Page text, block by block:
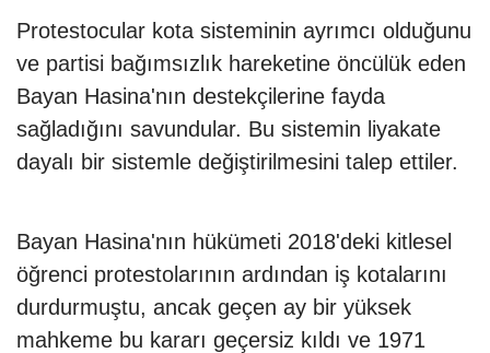
Protestocular kota sisteminin ayrımcı olduğunu
ve partisi bağımsızlık hareketine öncülük eden
Bayan Hasina'nın destekçilerine fayda
sağladığını savundular. Bu sistemin liyakate
dayalı bir sistemle değiştirilmesini talep ettiler.
Bayan Hasina'nın hükümeti 2018'deki kitlesel
öğrenci protestolarının ardından iş kotalarını
durdurmuştu, ancak geçen ay bir yüksek
mahkeme bu kararı geçersiz kıldı ve 1971